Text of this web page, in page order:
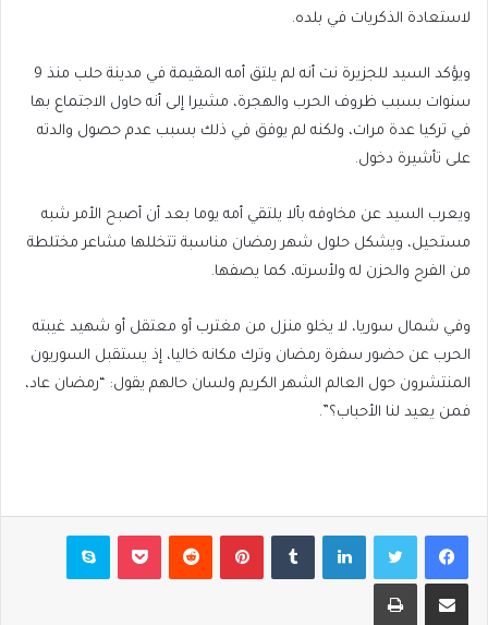
لاستعادة الذكريات في بلده.
ويؤكد السيد للجزيرة نت أنه لم يلتق أمه المقيمة في مدينة حلب منذ 9
سنوات بسبب ظروف الحرب والهجرة، مشيرا إلى أنه حاول الاجتماع بها
في تركيا عدة مرات، ولكنه لم يوفق في ذلك بسبب عدم حصول والدته
على تأشيرة دخول.
ويعرب السيد عن مخاوفه بألا يلتقي أمه يوما بعد أن أصبح الأمر شبه
مستحيل، ويشكل حلول شهر رمضان مناسبة تتخللها مشاعر مختلطة
من الفرح والحزن له ولأسرته، كما يصفها.
وفي شمال سوريا، لا يخلو منزل من مغترب أو معتقل أو شهيد غيبته
الحرب عن حضور سفرة رمضان وترك مكانه خاليا، إذ يستقبل السوريون
المنتشرون حول العالم الشهر الكريم ولسان حالهم يقول: “رمضان عاد،
فمن يعيد لنا الأحباب؟”.
فيسبوكتويتر لينكدإن بينتيريست بوكيت سكايب
مشاركة عبر البريد طباعة